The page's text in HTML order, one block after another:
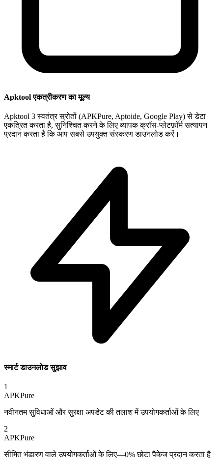
Apktool एकत्रीकरण का मूल्य
Apktool 3 स्वतंत्र स्रोतों (APKPure, Aptoide, Google Play) से डेटा
एकत्रित करता है, सुनिश्चित करने के लिए व्यापक क्रॉस-प्लेटफ़ॉर्म सत्यापन
प्रदान करता है कि आप सबसे उपयुक्त संस्करण डाउनलोड करें।
स्मार्ट डाउनलोड सुझाव
1
APKPure
नवीनतम सुविधाओं और सुरक्षा अपडेट की तलाश में उपयोगकर्ताओं के लिए
2
APKPure
सीमित भंडारण वाले उपयोगकर्ताओं के लिए—0% छोटा पैकेज प्रदान करता है